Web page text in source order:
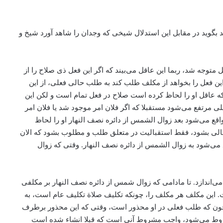
در مقابل این استدلال شیخی که وجدان را شاهد آورد شیخ و
شد، ربما این عاقل می‌‌بیند که اگر این فعل ذی صلاح را از
را بخواهد از مکلف طلب کند به طلب حالی فعلی، ‌از این
او را لحاظ کرده است صلاح در فعل تمام است و لکن این
می‌‌شود مستقبلا که اگر فلان امر موجود شد یا فلان امر
می‌‌شود بعد زوال الشمس از دائره نصف النهار او را لحاظ
بشود، ‌فقط استقبالیت در متعلق طلب و مطلوب بشود که الان
به زوال الشمس از دائره نصف النهار. وقتی که زوال
تا مادامی که زوال شمس از دائره نصف النهار بر مکلفی
مکلف هر مکلف را، چونکه تکلیف صلاة تکلیف عام است، به
که طلب فعلی در او محذور است، وقتی که این محذور برطرف
می‌‌شود، ‌واجب مشروط آنی است که قبلا انشاء شده است